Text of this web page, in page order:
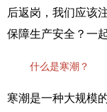
后返岗，我们应该
保障生产安全？一
什么是寒潮？
寒潮是一种大规模